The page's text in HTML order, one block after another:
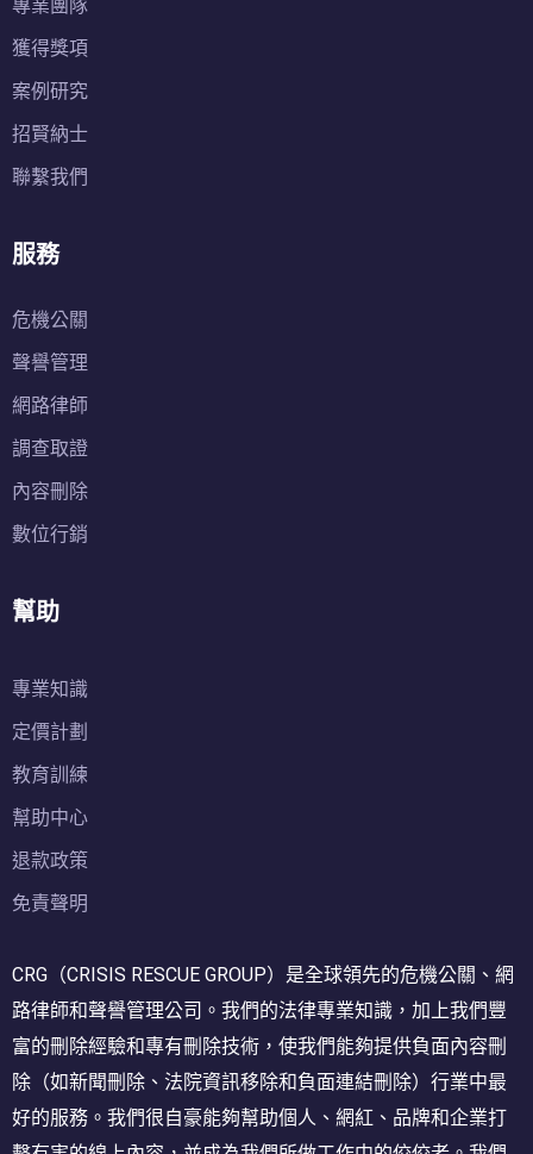
專業團隊
獲得獎項
案例研究
招賢納士
聯繫我們
服務
危機公關
聲譽管理
網路律師
調查取證
內容刪除
數位行銷
幫助
專業知識
定價計劃
教育訓練
幫助中心
退款政策
免責聲明
CRG（CRISIS RESCUE GROUP）是全球領先的危機公關、網
路律師和聲譽管理公司。我們的法律專業知識，加上我們豐
富的刪除經驗和專有刪除技術，使我們能夠提供負面內容刪
除（如新聞刪除、法院資訊移除和負面連結刪除）行業中最
好的服務。我們很自豪能夠幫助個人、網紅、品牌和企業打